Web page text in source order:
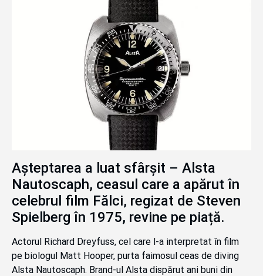
Așteptarea a luat sfârșit – Alsta
Nautoscaph, ceasul care a apărut în
celebrul film Fălci, regizat de Steven
Spielberg în 1975, revine pe piață.
Actorul Richard Dreyfuss, cel care l-a interpretat în film
pe biologul Matt Hooper, purta faimosul ceas de diving
Alsta Nautoscaph. Brand-ul Alsta dispărut ani buni din